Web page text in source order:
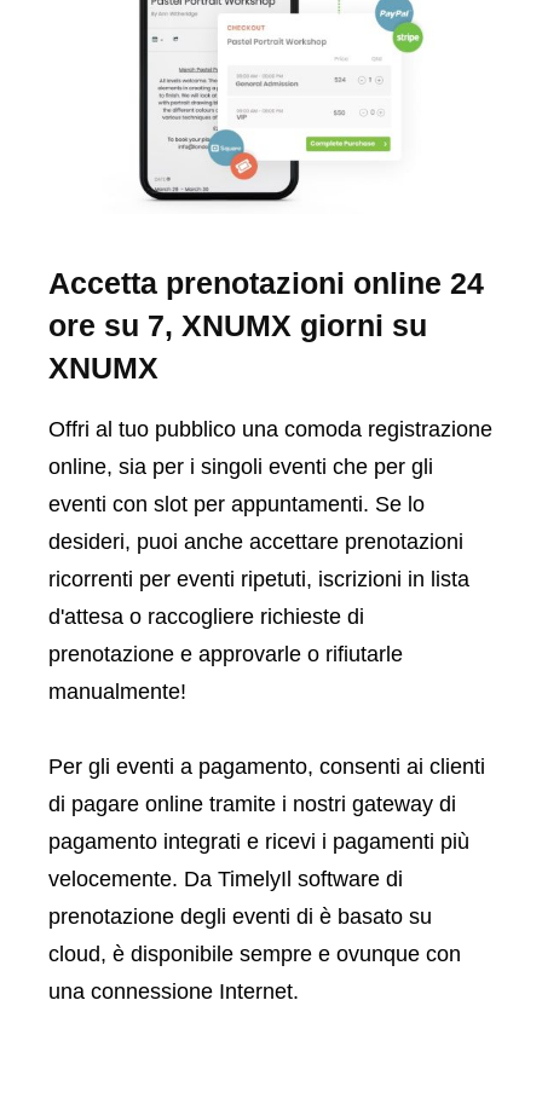
Accetta prenotazioni online 24
ore su 7, XNUMX giorni su
XNUMX
Offri al tuo pubblico una comoda registrazione
online, sia per i singoli eventi che per gli
eventi con slot per appuntamenti. Se lo
desideri, puoi anche accettare prenotazioni
ricorrenti per eventi ripetuti, iscrizioni in lista
d'attesa o raccogliere richieste di
prenotazione e approvarle o rifiutarle
manualmente!
Per gli eventi a pagamento, consenti ai clienti
di pagare online tramite i nostri gateway di
pagamento integrati e ricevi i pagamenti più
velocemente. Da TimelyIl software di
prenotazione degli eventi di è basato su
cloud, è disponibile sempre e ovunque con
una connessione Internet.